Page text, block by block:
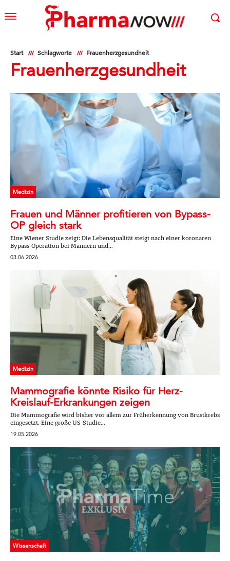
Start Schlagworte Frauenherzgesundheit
Frauenherzgesundheit
Medizin
Frauen und Männer profitieren von Bypass-
OP gleich stark
Eine Wiener Studie zeigt: Die Lebensqualität steigt nach einer koronaren
Bypass-Operation bei Männern und...
03.06.2026
Medizin
Mammografie könnte Risiko für Herz-
Kreislauf-Erkrankungen zeigen
Die Mammografie wird bisher vor allem zur Früherkennung von Brustkrebs
eingesetzt. Eine große US-Studie...
19.05.2026
Wissenschaft